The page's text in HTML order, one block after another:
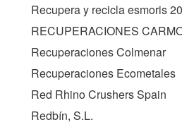
Recupera y recicla esmoris
RECUPERACIONES
Recuperaciones Colmenar
Recuperaciones Ecometales
Red Rhino Crushers Spain
Redbín, S.L.